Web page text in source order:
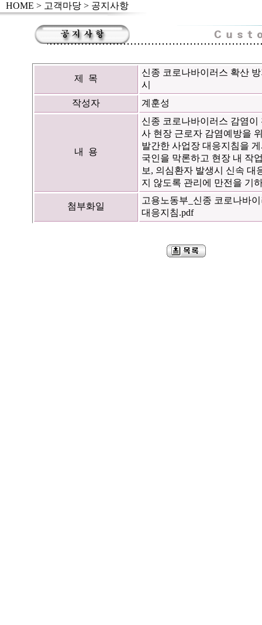
HOME > 고객마당 > 공지사항
제 목
신종 코로나바이러스 확산
시
작성자
계훈성
내 용
신종 코로나바이러스 감염
사 현장 근로자 감염예방을
발간한 사업장 대응지침을
국인을 막론하고 현장 내 작
보, 의심환자 발생시 신속 대
지 않도록 관리에 만전을 기
첨부화일
고용노동부_신종 코로나바
대응지침.pdf